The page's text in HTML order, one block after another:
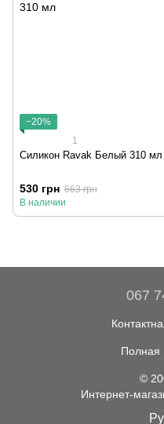
−20%
1
Силикон Ravak Белый 310 мл
530 грн 663 грн
В наличии
067
Полная
©
Интернет-